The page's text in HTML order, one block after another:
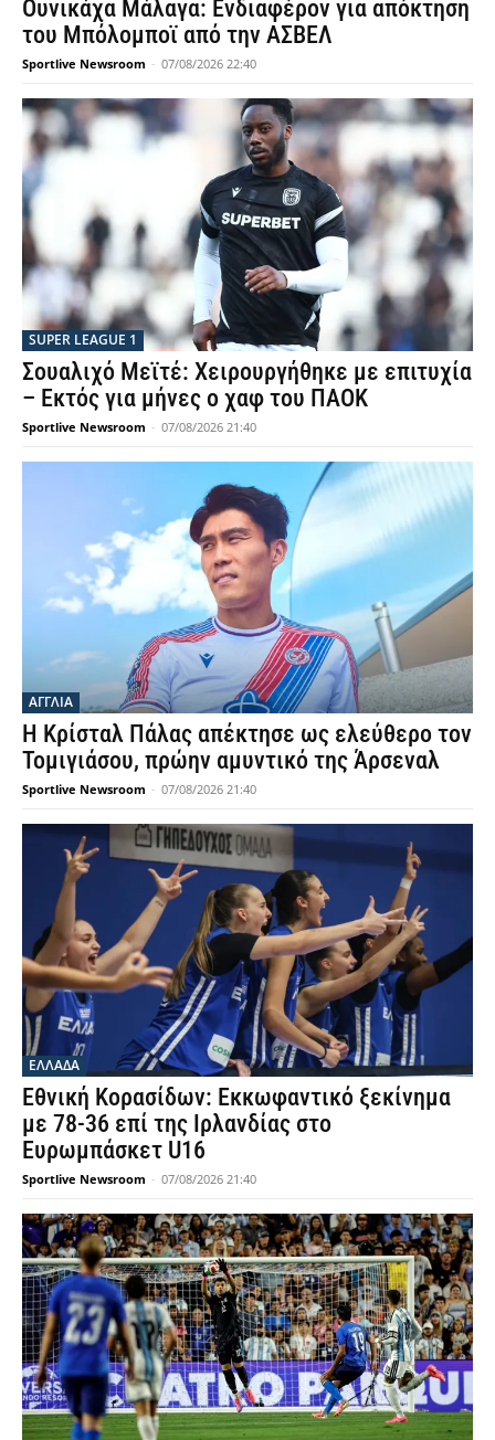
Ουνικάχα Μάλαγα: Ενδιαφέρον για απόκτηση
του Μπόλομποϊ από την ΑΣΒΕΛ
Sportlive Newsroom - 07/08/2026 22:40
SUPER LEAGUE 1
Σουαλιχό Μεϊτέ: Χειρουργήθηκε με επιτυχία
– Εκτός για μήνες ο χαφ του ΠΑΟΚ
Sportlive Newsroom - 07/08/2026 21:40
ΑΓΓΛΙΑ
Η Κρίσταλ Πάλας απέκτησε ως ελεύθερο τον
Τομιγιάσου, πρώην αμυντικό της Άρσεναλ
Sportlive Newsroom - 07/08/2026 21:40
ΕΛΛΑΔΑ
Εθνική Κορασίδων: Εκκωφαντικό ξεκίνημα
με 78-36 επί της Ιρλανδίας στο
Ευρωμπάσκετ U16
Sportlive Newsroom - 07/08/2026 21:40